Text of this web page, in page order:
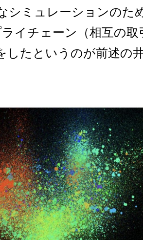
シミュレーションのた
イチェーン（相互の取
したというのが前述の